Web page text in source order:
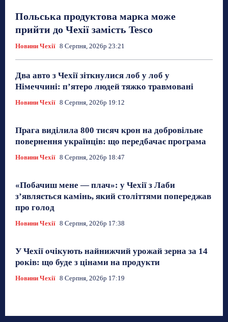
Польська продуктова марка може
прийти до Чехії замість Tesco
Новини Чехії 8 Серпня, 2026р 23:21
Два авто з Чехії зіткнулися лоб у лоб у
Німеччині: п’ятеро людей тяжко травмовані
Новини Чехії 8 Серпня, 2026р 19:12
Прага виділила 800 тисяч крон на добровільне
повернення українців: що передбачає програма
Новини Чехії 8 Серпня, 2026р 18:47
«Побачиш мене — плач»: у Чехії з Лаби
з’являється камінь, який століттями попереджав
про голод
Новини Чехії 8 Серпня, 2026р 17:38
У Чехії очікують найнижчий урожай зерна за 14
років: що буде з цінами на продукти
Новини Чехії 8 Серпня, 2026р 17:19